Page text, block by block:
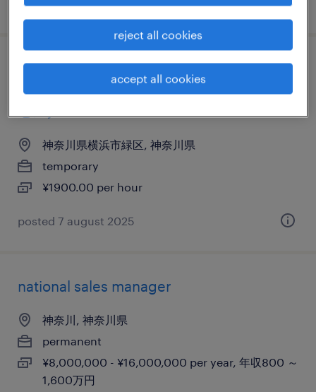
posted 23 august 2023
it・web系／メーカー系／流通・サービス系
のテレオペ・テレマーケティング・コール
神奈川県横浜市緑区, 神奈川県
temporary
¥1900.00 per hour
posted 7 august 2025
national sales manager
神奈川, 神奈川県
permanent
¥8,000,000 - ¥16,000,000 per year, 年収800 ～
1,600万円
reject all cookies
accept all cookies